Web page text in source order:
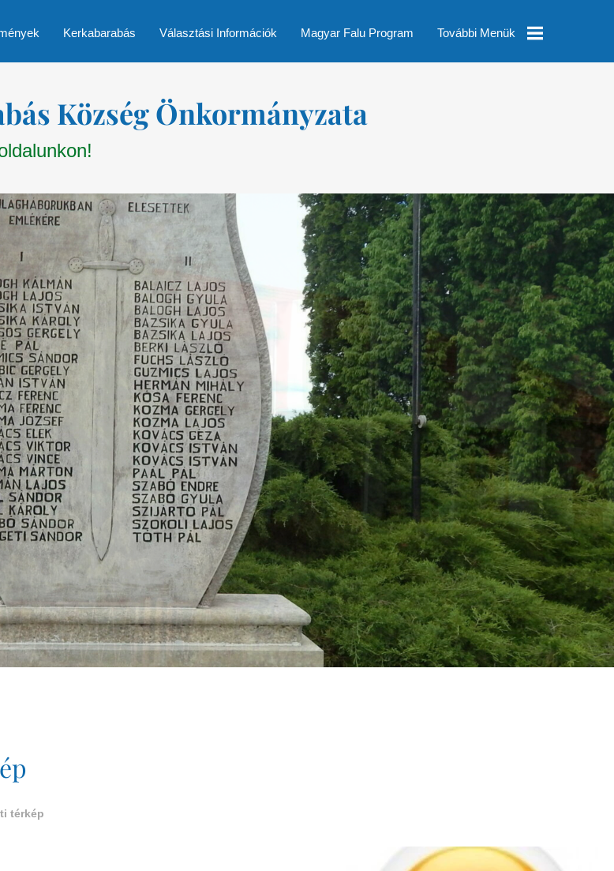
Kerkabarabás Választási Információk Magyar Falu Program További Menük
Rendelet
Módosítás
Pályázatok
Nyomtatványok
Kerkabarabás
Térkép
Választások
Egészségügy
Óvoda
Vallás
Község Önkormányzata
térkép